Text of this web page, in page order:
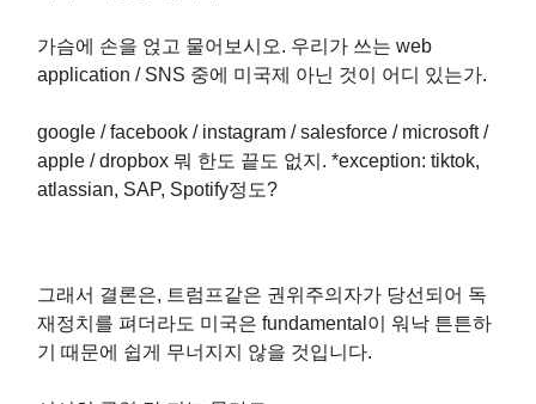
가슴에 손을 얹고 물어보시오. 우리가 쓰는 web
application / SNS 중에 미국제 아닌 것이 어디 있는가.
google / facebook / instagram / salesforce / microsoft /
apple / dropbox 뭐 한도 끝도 없지. *exception: tiktok,
atlassian, SAP, Spotify정도?
그래서 결론은, 트럼프같은 권위주의자가 당선되어 독
재정치를 펴더라도 미국은 fundamental이 워낙 튼튼하
기 때문에 쉽게 무너지지 않을 것입니다.